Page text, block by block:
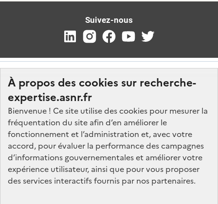
À propos des cookies sur recherche-
expertise.asnr.fr
Bienvenue ! Ce site utilise des cookies pour mesurer la
fréquentation du site afin d’en améliorer le
fonctionnement et l’administration et, avec votre
accord, pour évaluer la performance des campagnes
d’informations gouvernementales et améliorer votre
expérience utilisateur, ainsi que pour vous proposer
des services interactifs fournis par nos partenaires.
Suivez-nous
Nos marchés
Nos offres d'emploi
FAQ
Glossaire